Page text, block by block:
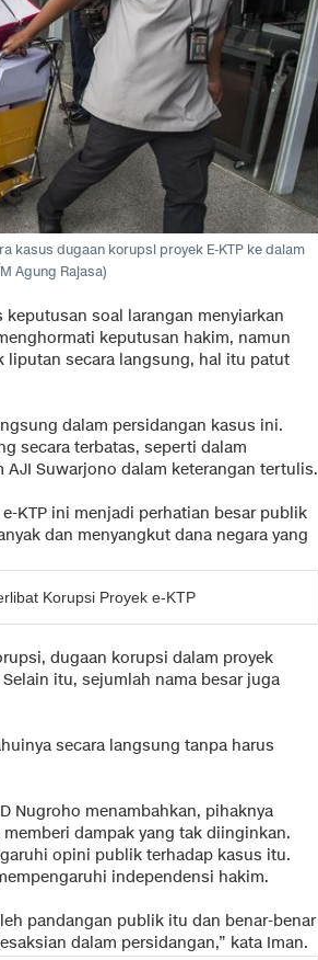
kasus dugaan korupsi proyek E-KTP ke dalam
Agung Rajasa)
soal larangan menyiarkan
keputusan hakim, namun
liputan secara langsung, hal itu patut
dalam persidangan kasus ini.
secara terbatas, seperti dalam
Suwarjono dalam keterangan tertulis.
KTP ini menjadi perhatian besar publik
dan menyangkut dana negara yang
Korupsi Proyek e-KTP
dugaan korupsi dalam proyek
itu, sejumlah nama besar juga
secara langsung tanpa harus
Nugroho menambahkan, pihaknya
dampak yang tak diinginkan.
opini publik terhadap kasus itu.
independensi hakim.
pandangan publik itu dan benar-benar
dalam persidangan,” kata Iman.